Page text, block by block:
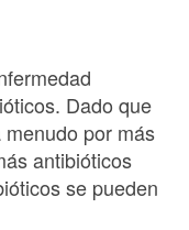
Dado que
por más
antibióticos
se pueden